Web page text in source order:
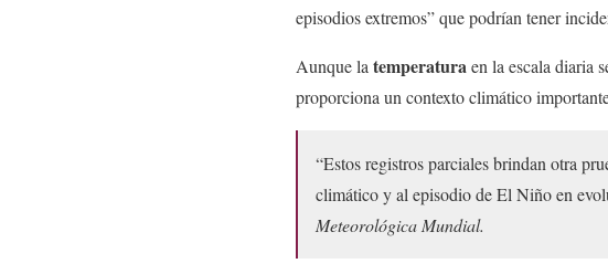
episodios extremos” que podrían tener
Aunque latemperaturaen la escala diaria
proporciona un contexto climático
“Estos registros parciales brindan otra
climático y al episodio de El Niño en
Meteorológica Mundial.